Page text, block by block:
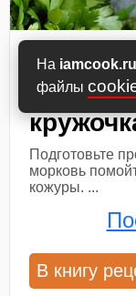
На iamcook.ru
файлы
Подготовьте
морковь
кожуры. ...
В книгу